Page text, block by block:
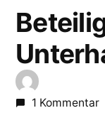
1 Kommentar